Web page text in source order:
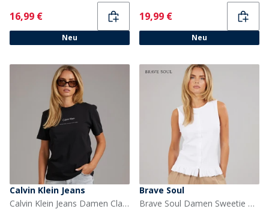
Current
16,99 €
Neu
Current
19,99 €
Neu
Calvin Klein Jeans
Calvin Klein Jeans Damen Classic Logo T Shirt Schwarz
Brave Soul
Brave Soul Damen Sweetie Rüschen Weste Weiß